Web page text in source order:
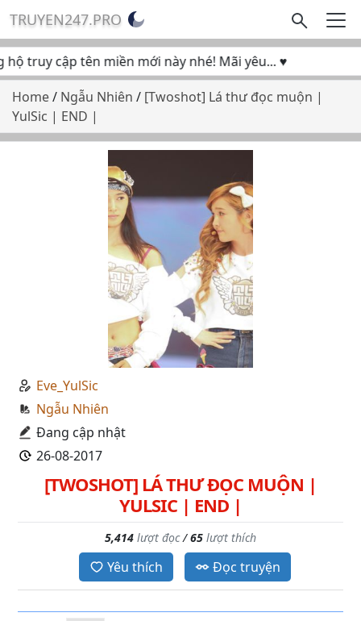
TRUYEN247.PRO
truy cập tên miền mới này nhé! Mãi yêu... ♥
Home/ Ngẫu Nhiên / [Twoshot] Lá thư đọc muộn |
YulSic | END |
Eve_YulSic
Ngẫu Nhiên
Đang cập nhật
26-08-2017
[TWOSHOT] LÁ THƯ ĐỌC MUỘN |
YULSIC | END |
5,414 lượt đọc/65 lượt thích
Yêu thích Đọc truyện